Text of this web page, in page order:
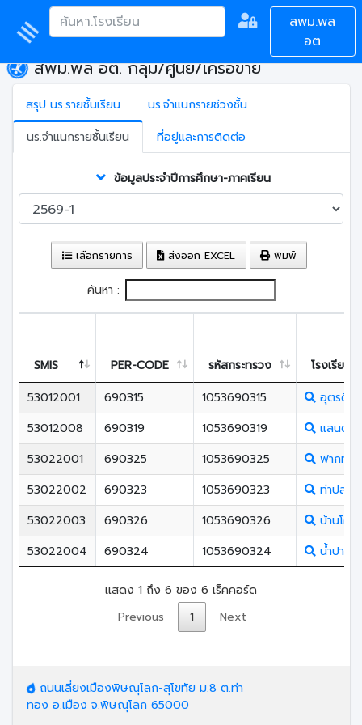
สพม.พล
อต
สพม.พล อต. กลุ่ม/ศูนย์/เครือข่าย
สรุป นร.รายชั้นเรียน
นร.จำแนกรายช่วงชั้น
นร.จำแนกรายชั้นเรียน
ที่อยู่และการติดต่อ
ข้อมูลประจำปีการศึกษา-ภาคเรียน
เลือกรายการ ส่งออก EXCEL พิมพ์
ค้นหา :
SMIS PER-CODE รหัสกระทรวง
โรงเรียน
53012001
690315 1053690315
อุตรดิต
53012008
690319 1053690319
แสนตอ
53022001
690325 1053690325
ฟากท่า
53022002
690323 1053690323
ท่าปลาป
53022003
690326 1053690326
บ้านโค
53022004
690324 1053690324 น้ำปาด
แสดง 1 ถึง 6 ของ 6 เร็คคอร์ด
Previous
1 Next
ถนนเลี่ยงเมืองพิษณุโลก-สุโขทัย ม.8 ต.ท่า
ทอง อ.เมือง จ.พิษณุโลก 65000